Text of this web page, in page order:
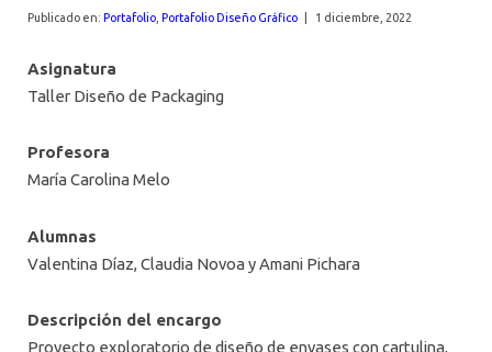
Publicado en: Portafolio Portafolio Diseño Gráfico 1 diciembre, 2022
Asignatura
Taller Diseño de Packaging
Profesora
María Carolina Melo
Alumnas
Valentina Díaz, Claudia Novoa y Amani Pichara
Descripción del encargo
Proyecto exploratorio de diseño de envases con cartulina,